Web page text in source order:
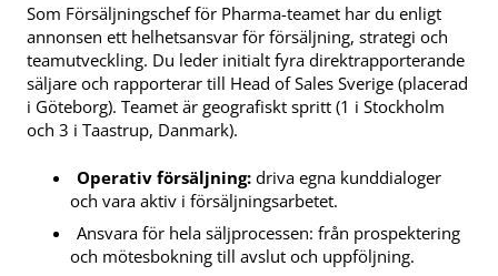
Som Försäljningschef för Pharma-teamet har du enligt
annonsen ett helhetsansvar för försäljning, strategi och
teamutveckling. Du leder initialt fyra direktrapporterande
säljare och rapporterar till Head of Sales Sverige (placerad
i Göteborg). Teamet är geografiskt spritt (1 i Stockholm
och 3 i Taastrup, Danmark).
Operativ försäljning: driva egna kunddialoger
och vara aktiv i försäljningsarbetet.
Ansvara för hela säljprocessen: från prospektering
och mötesbokning till avslut och uppföljning.